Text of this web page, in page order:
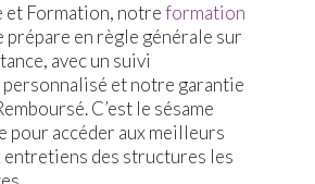
et Formation, notreformation
prépare en règle générale sur
avec un suivi
personnalisé et notre garantie
C’est le sésame
pour accéder aux meilleurs
entretiens des structures les